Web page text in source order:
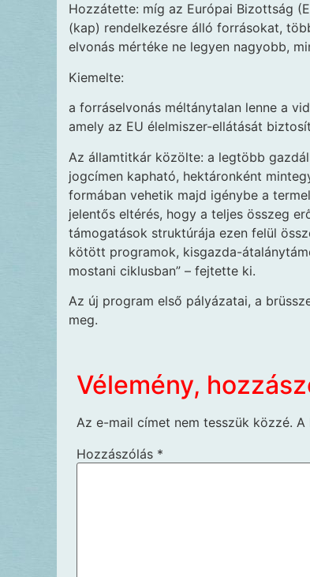
Hozzátette: míg az Európai Bizottság
(kap) rendelkezésre álló forrásokat,
elvonás mértéke ne legyen nagyobb,
Kiemelte:
a forráselvonás méltánytalan lenne a
amely az EU élelmiszer-ellátását
Az államtitkár közölte: a legtöbb
jogcímen kapható, hektáronként
formában vehetik majd igénybe a
jelentős eltérés, hogy a teljes összeg
támogatások struktúrája ezen felül
kötött programok, kisgazda-
mostani ciklusban” – fejtette ki.
Az új program első pályázatai, a
meg.
Vélemény,
Az e-mail címet nem tesszük közzé. A
Hozzászólás *